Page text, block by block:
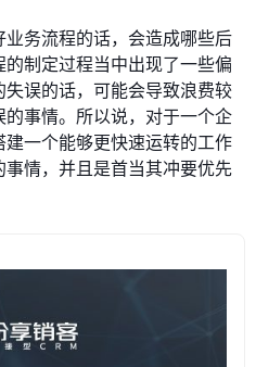
务流程的话，会造成哪些后
制定过程当中出现了一些偏
误的话，可能会导致浪费较
事情。所以说，对于一个企
一个能够更快速运转的工作
情，并且是首当其冲要优先